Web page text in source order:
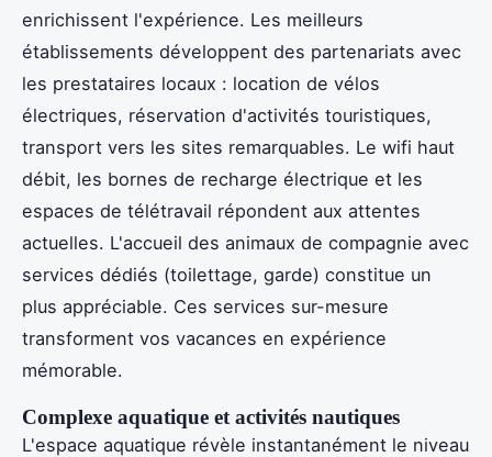
enrichissent l'expérience. Les meilleurs
établissements développent des partenariats avec
les prestataires locaux : location de vélos
électriques, réservation d'activités touristiques,
transport vers les sites remarquables. Le wifi haut
débit, les bornes de recharge électrique et les
espaces de télétravail répondent aux attentes
actuelles. L'accueil des animaux de compagnie avec
services dédiés (toilettage, garde) constitue un
plus appréciable. Ces services sur-mesure
transforment vos vacances en expérience
mémorable.
Complexe aquatique et activités nautiques
L'espace aquatique révèle instantanément le niveau